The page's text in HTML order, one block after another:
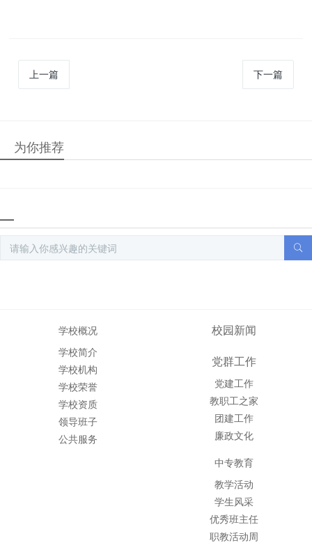
上一篇 下一篇
为你推荐
学校概况
学校简介
学校机构
学校荣誉
学校资质
领导班子
公共服务
校园新闻
党群工作
党建工作
教职工之家
团建工作
廉政文化
中专教育
教学活动
学生风采
优秀班主任
职教活动周